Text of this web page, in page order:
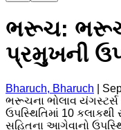
ભરૂચ:
પ્રમુખની
Bharuch, Bharuch
ભરૂચના ભોલાવ યંગસ્ટર્સ
ઉપસ્થિતિમાં 10
સહિતના આગેવાનો